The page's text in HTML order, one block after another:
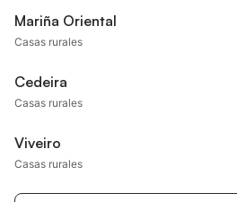
Mariña Oriental
Casas rurales
Cedeira
Casas rurales
Viveiro
Casas rurales